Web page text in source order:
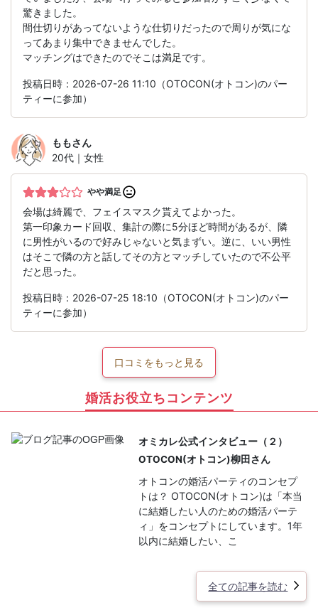
驚きました。
間仕切りがあってないような仕切りだったので周りが気にな
ってあまり集中できませんでした。
マッチングはできたのでそこは満足です。
投稿日時：2026-07-26 11:10（OTOCON(オトコン)のパー
ティーに参加）
ももさん
20代｜女性
やや満足
会場は綺麗で、フェイスマスク貰えてよかった。
第一印象カード回収、集計の際に5分ほど時間があるが、隣
に男性がいるので好みじゃないと気まずい。逆に、いい男性
はそこで隣の方と話してその方とマッチしていたので不公平
だと思った。
投稿日時：2026-07-25 18:10（OTOCON(オトコン)のパー
ティーに参加）
口コミをもっと見る
婚活お役立ちコンテンツ
オミカレ公式インタビュー（２）
OTOCON(オトコン)柳田さん
オトコンの婚活パーティのコンセプ
トは？ OTOCON(オトコン)は「本当
に結婚したい人のための婚活パーテ
ィ」をコンセプトにしています。1年
以内に結婚したい、こ
全ての記事を読む